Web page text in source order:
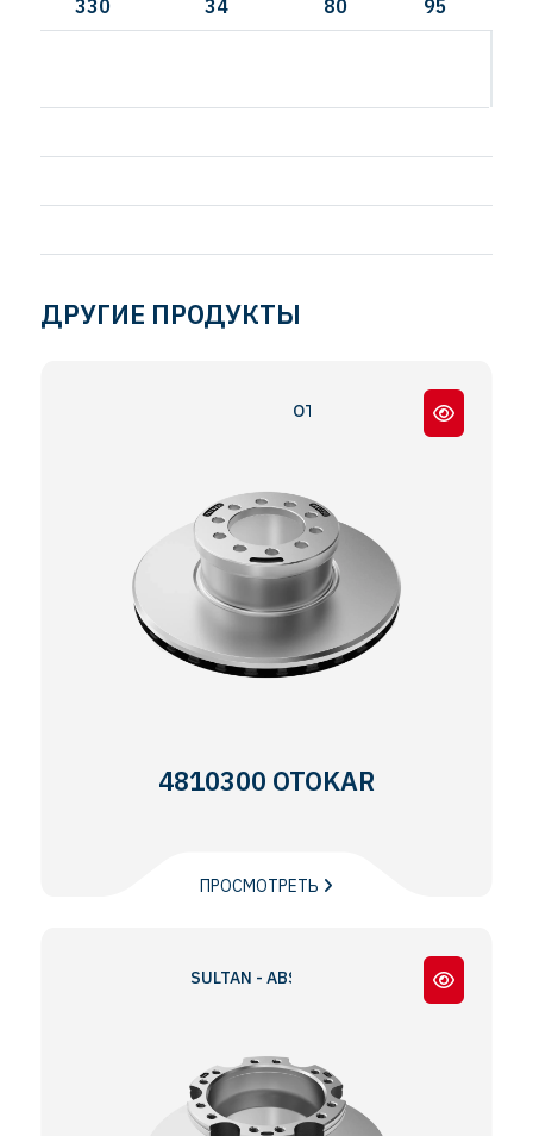
330 34 80 95
ДРУГИЕ ПРОДУКТЫ
OTOKAR SULTAN UZUN BOĞAZ
4810300 OTOKAR
ПРОСМОТРЕТЬ
SULTAN - ABS Lİ / WITH ABS